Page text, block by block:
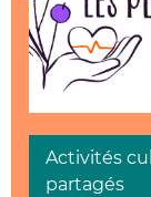
Activités
partagés